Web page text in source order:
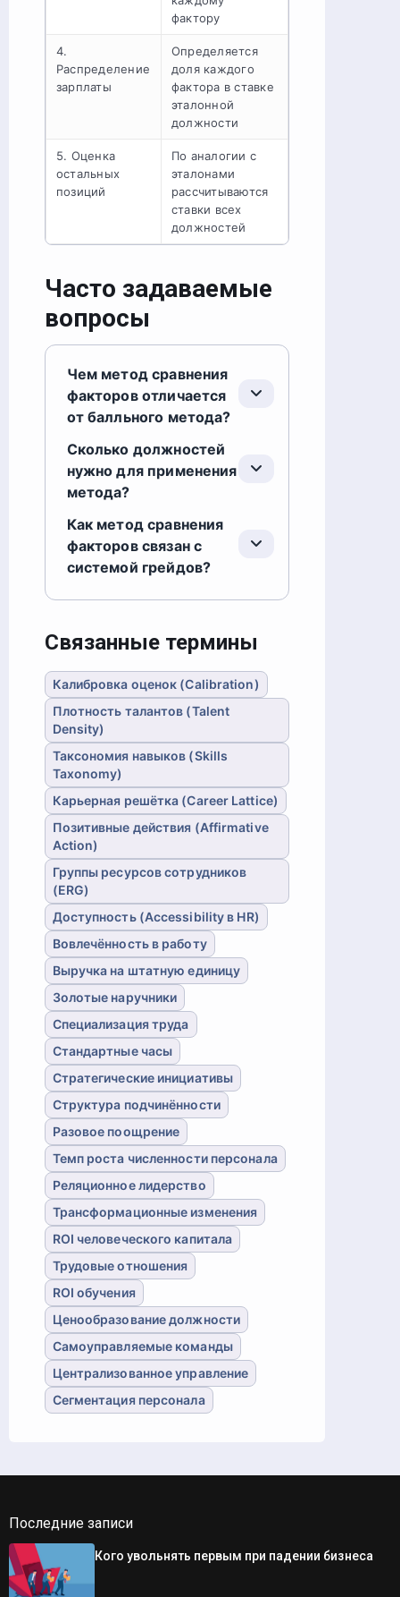
фактору
4.
Распределение
зарплаты
Определяется
доля каждого
фактора в ставке
эталонной
должности
5. Оценка
остальных
позиций
По аналогии с
эталонами
рассчитываются
ставки всех
должностей
Часто задаваемые
вопросы
Чем метод сравнения
факторов отличается
от балльного метода?
Сколько должностей
нужно для применения
метода?
Как метод сравнения
факторов связан с
системой грейдов?
Связанные термины
Калибровка оценок (Calibration)
Плотность талантов (Talent
Density)
Таксономия навыков (Skills
Taxonomy)
Карьерная решётка (Career Lattice)
Позитивные действия (Affirmative
Action)
Группы ресурсов сотрудников
(ERG)
Доступность (Accessibility в HR)
Вовлечённость в работу
Выручка на штатную единицу
Золотые наручники
Специализация труда
Стандартные часы
Стратегические инициативы
Структура подчинённости
Разовое поощрение
Темп роста численности персонала
Реляционное лидерство
Трансформационные изменения
ROI человеческого капитала
Трудовые отношения
ROI обучения
Ценообразование должности
Самоуправляемые команды
Централизованное управление
Сегментация персонала
Последние записи
Кого увольнять первым при падении бизнеса